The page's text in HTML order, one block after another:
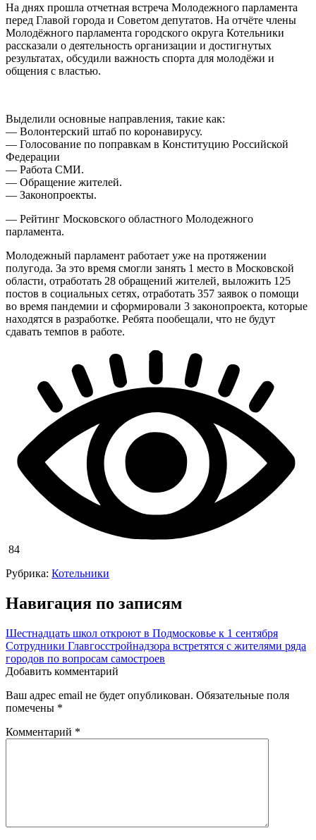
На днях прошла отчетная встреча Молодежного парламента
перед Главой города и Советом депутатов. На отчёте члены
Молодёжного парламента городского округа Котельники
рассказали о деятельность организации и достигнутых
результатах, обсудили важность спорта для молодёжи и
общения с властью.
Выделили основные направления, такие как:
— Волонтерский штаб по коронавирусу.
— Голосование по поправкам в Конституцию Российской
Федерации
— Работа СМИ.
— Обращение жителей.
— Законопроекты.
— Рейтинг Московского областного Молодежного
парламента.
Молодежный парламент работает уже на протяжении
полугода. За это время смогли занять 1 место в Московской
области, отработать 28 обращений жителей, выложить 125
постов в социальных сетях, отработать 357 заявок о помощи
во время пандемии и сформировали 3 законопроекта, которые
находятся в разработке. Ребята пообещали, что не будут
сдавать темпов в работе.
84
Рубрика: Котельники
Навигация по записям
Шестнадцать школ откроют в Подмосковье к 1 сентября
Сотрудники Главгосстройнадзора встретятся с жителями ряда
городов по вопросам самостроев
Добавить комментарий
Ваш адрес email не будет опубликован. Обязательные поля
помечены *
Комментарий *